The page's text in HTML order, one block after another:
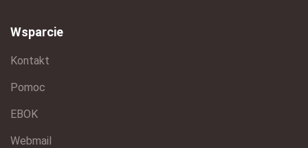
Wsparcie
Kontakt
Pomoc
EBOK
Webmail